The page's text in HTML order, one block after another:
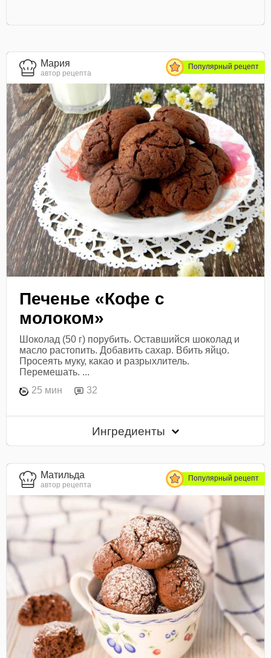
Мария
автор рецепта
Популярный рецепт
Печенье «Кофе с
молоком»
Шоколад (50 г) порубить. Оставшийся шоколад и
масло растопить. Добавить сахар. Вбить яйцо.
Просеять муку, какао и разрыхлитель.
Перемешать. ...
25 мин
32
Ингредиенты
Матильда
автор рецепта
Популярный рецепт